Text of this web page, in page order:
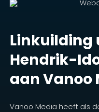
Linkuilding
Hendrik-
aan Vanoo
Vanoo Media heeft als